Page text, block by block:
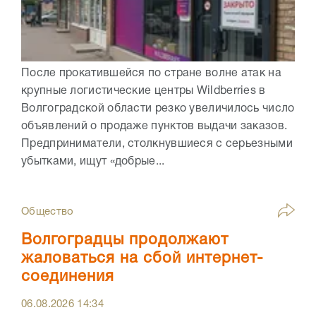
После прокатившейся по стране волне атак на
крупные логистические центры Wildberries в
Волгоградской области резко увеличилось число
объявлений о продаже пунктов выдачи заказов.
Предприниматели, столкнувшиеся с серьезными
убытками, ищут «добрые...
Общество
Волгоградцы продолжают
жаловаться на сбой интернет-
соединения
06.08.2026 14:34